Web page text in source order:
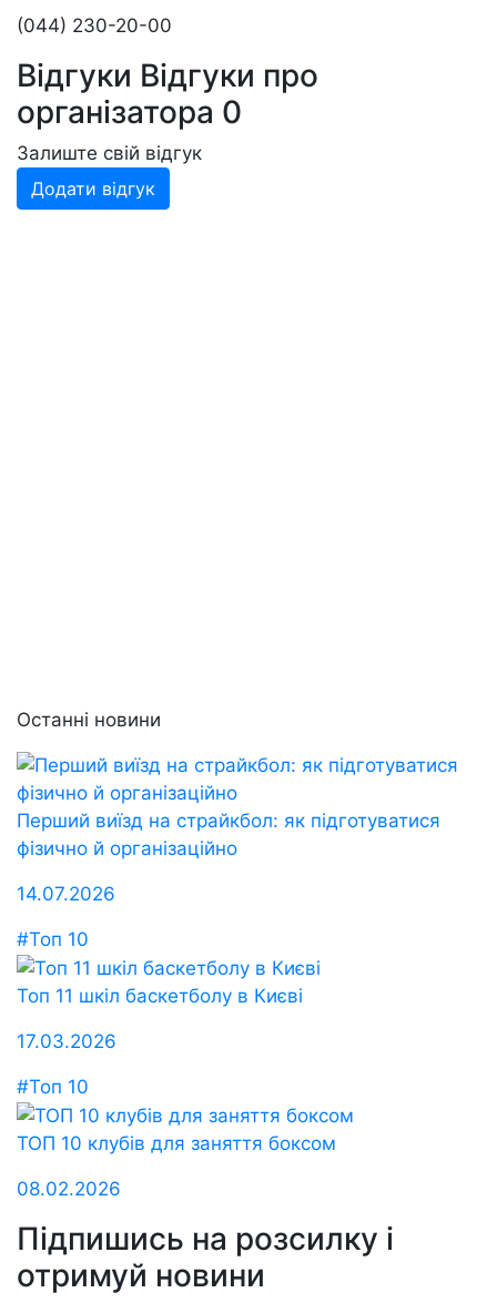
(044) 230-20-00
Відгуки Відгуки про
організатора 0
Залиште свій відгук
Додати відгук
Останні новини
Перший виїзд на страйкбол: як підготуватися
фізично й організаційно
14.07.2026
#Топ 10
Топ 11 шкіл баскетболу в Києві
17.03.2026
#Топ 10
ТОП 10 клубів для заняття боксом
08.02.2026
Підпишись на розсилку і
отримуй новини